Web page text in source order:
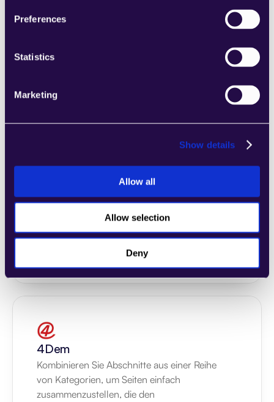
Preferences
Statistics
Marketing
Show details
Allow all
Allow selection
Deny
zusammenzustellen, die den
Unternehmens entsprechen.
2markdown
Kombinieren Sie Abschnitte aus einer Reihe
von Kategorien, um Seiten einfach
Anforderungen Ihres wachsenden
Unternehmens entsprechen.
4Dem
Kombinieren Sie Abschnitte aus einer Reihe
von Kategorien, um Seiten einfach
zusammenzustellen, die den